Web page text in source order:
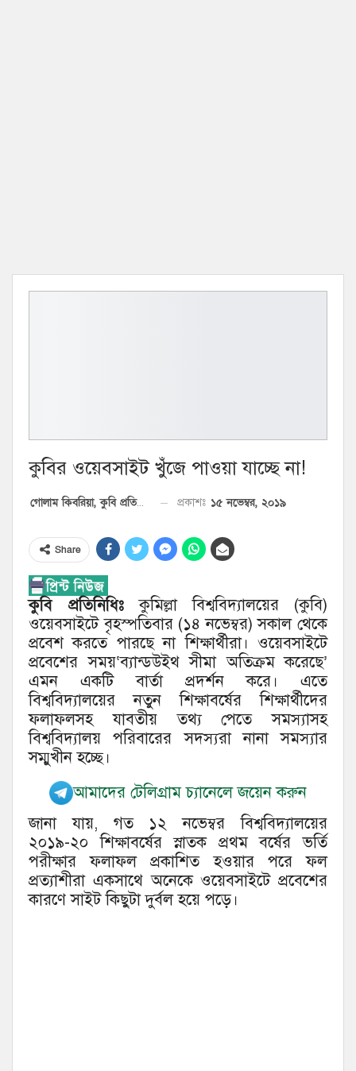
কুবির ওয়েবসাইট খুঁজে পাওয়া যাচ্ছে না!
গোলাম কিবরিয়া, কুবি প্রতিনিধি প্রকাশঃ ১৫ নভেম্বর, ২০১৯
Share
কুবি প্রতিনিধিঃ কুমিল্লা বিশ্ববিদ্যালয়ের (কুবি)
ওয়েবসাইটে বৃহস্পতিবার (১৪ নভেম্বর) সকাল থেকে
প্রবেশ করতে পারছে না শিক্ষার্থীরা। ওয়েবসাইটে
প্রবেশের সময়‘ব্যান্ডউইথ সীমা অতিক্রম করেছে’
এমন একটি বার্তা প্রদর্শন করে। এতে
বিশ্ববিদ্যালয়ের নতুন শিক্ষাবর্ষের শিক্ষার্থীদের
ফলাফলসহ যাবতীয় তথ্য পেতে সমস্যাসহ
বিশ্ববিদ্যালয় পরিবারের সদস্যরা নানা সমস্যার
সম্মুখীন হচ্ছে।
আমাদের টেলিগ্রাম চ্যানেলে জয়েন করুন
জানা যায়, গত ১২ নভেম্বর বিশ্ববিদ্যালয়ের
২০১৯-২০ শিক্ষাবর্ষের স্নাতক প্রথম বর্ষের ভর্তি
পরীক্ষার ফলাফল প্রকাশিত হওয়ার পরে ফল
প্রত্যাশীরা একসাথে অনেকে ওয়েবসাইটে প্রবেশের
কারণে সাইট কিছুটা দুর্বল হয়ে পড়ে।